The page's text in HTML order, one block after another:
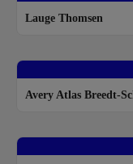
Lauge Thomsen
Avery Atlas Breedt-